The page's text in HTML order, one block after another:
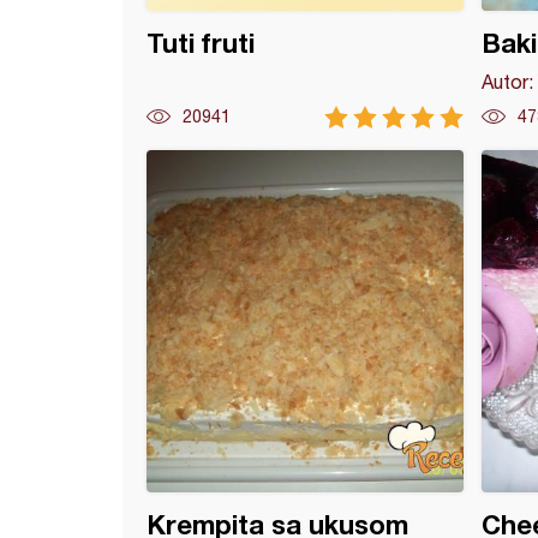
Tuti fruti
20941
Autor:
Krempita sa ukusom